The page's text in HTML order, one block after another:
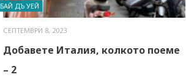
БАЙ ДЪ УЕЙ
СЕПТЕМВРИ 8, 2023
Добавете Италия, колкото поеме
– 2